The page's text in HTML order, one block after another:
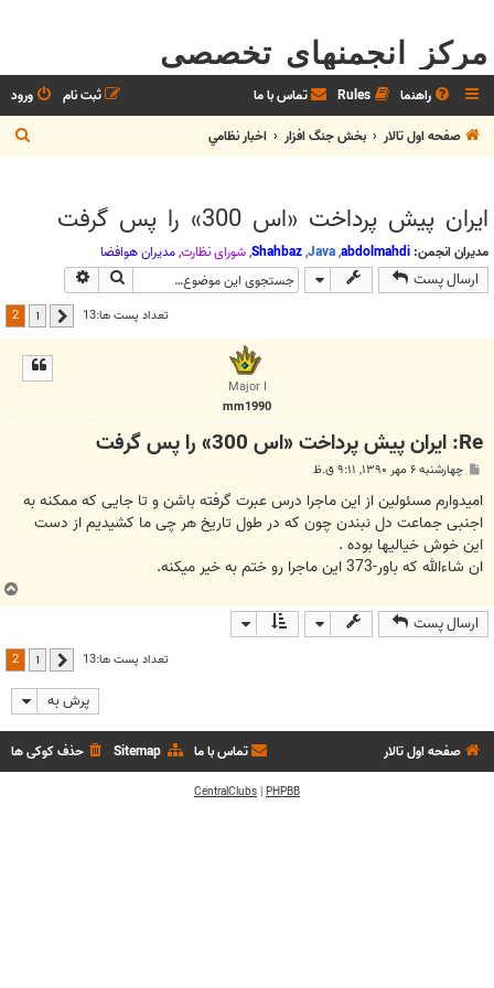
مرکز انجمنهای تخصصی
راهنما Rules تماس با ما ورود
ثبت نام
صفحه اول تالار
بخش جنگ افزار اخبار نظامي
س
ایران پیش پرداخت «اس 300» را پس گرفت
مدیران انجمن: abdolmahdi
,
Java
,
Shahbaz
,شوراي نظارت,مديران هوافضا
ارسال پست جستجو
تعداد پست ها:13 قبلی 1
2
Major I
mm1990
Re: ایران پیش پرداخت «اس 300» را پس گرفت
س
ت
چهارشنبه ۶ مهر ۱۳۹۰, ۹:۱۱ ق.ظ
امیدوارم مسئولین از این ماجرا درس عبرت گرفته باشن و تا جایی که ممکنه به
اجنبی جماعت دل نبندن چون که در طول تاریخ هر چی ما کشیدیم از دست
این خوش خیالیها بوده .
ان شاءالله که باور-373 این ماجرا رو ختم به خیر میکنه.
ارسال پست
تعداد پست ها:13 قبلی 1
2
پرش به
صفحه اول تالار حذف کوکی ها Sitemap تماس با ما
PHPBB
|
CentralClubs